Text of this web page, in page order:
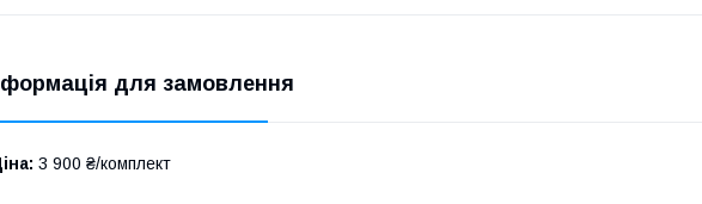
для замовлення
3 900 ₴/комплект